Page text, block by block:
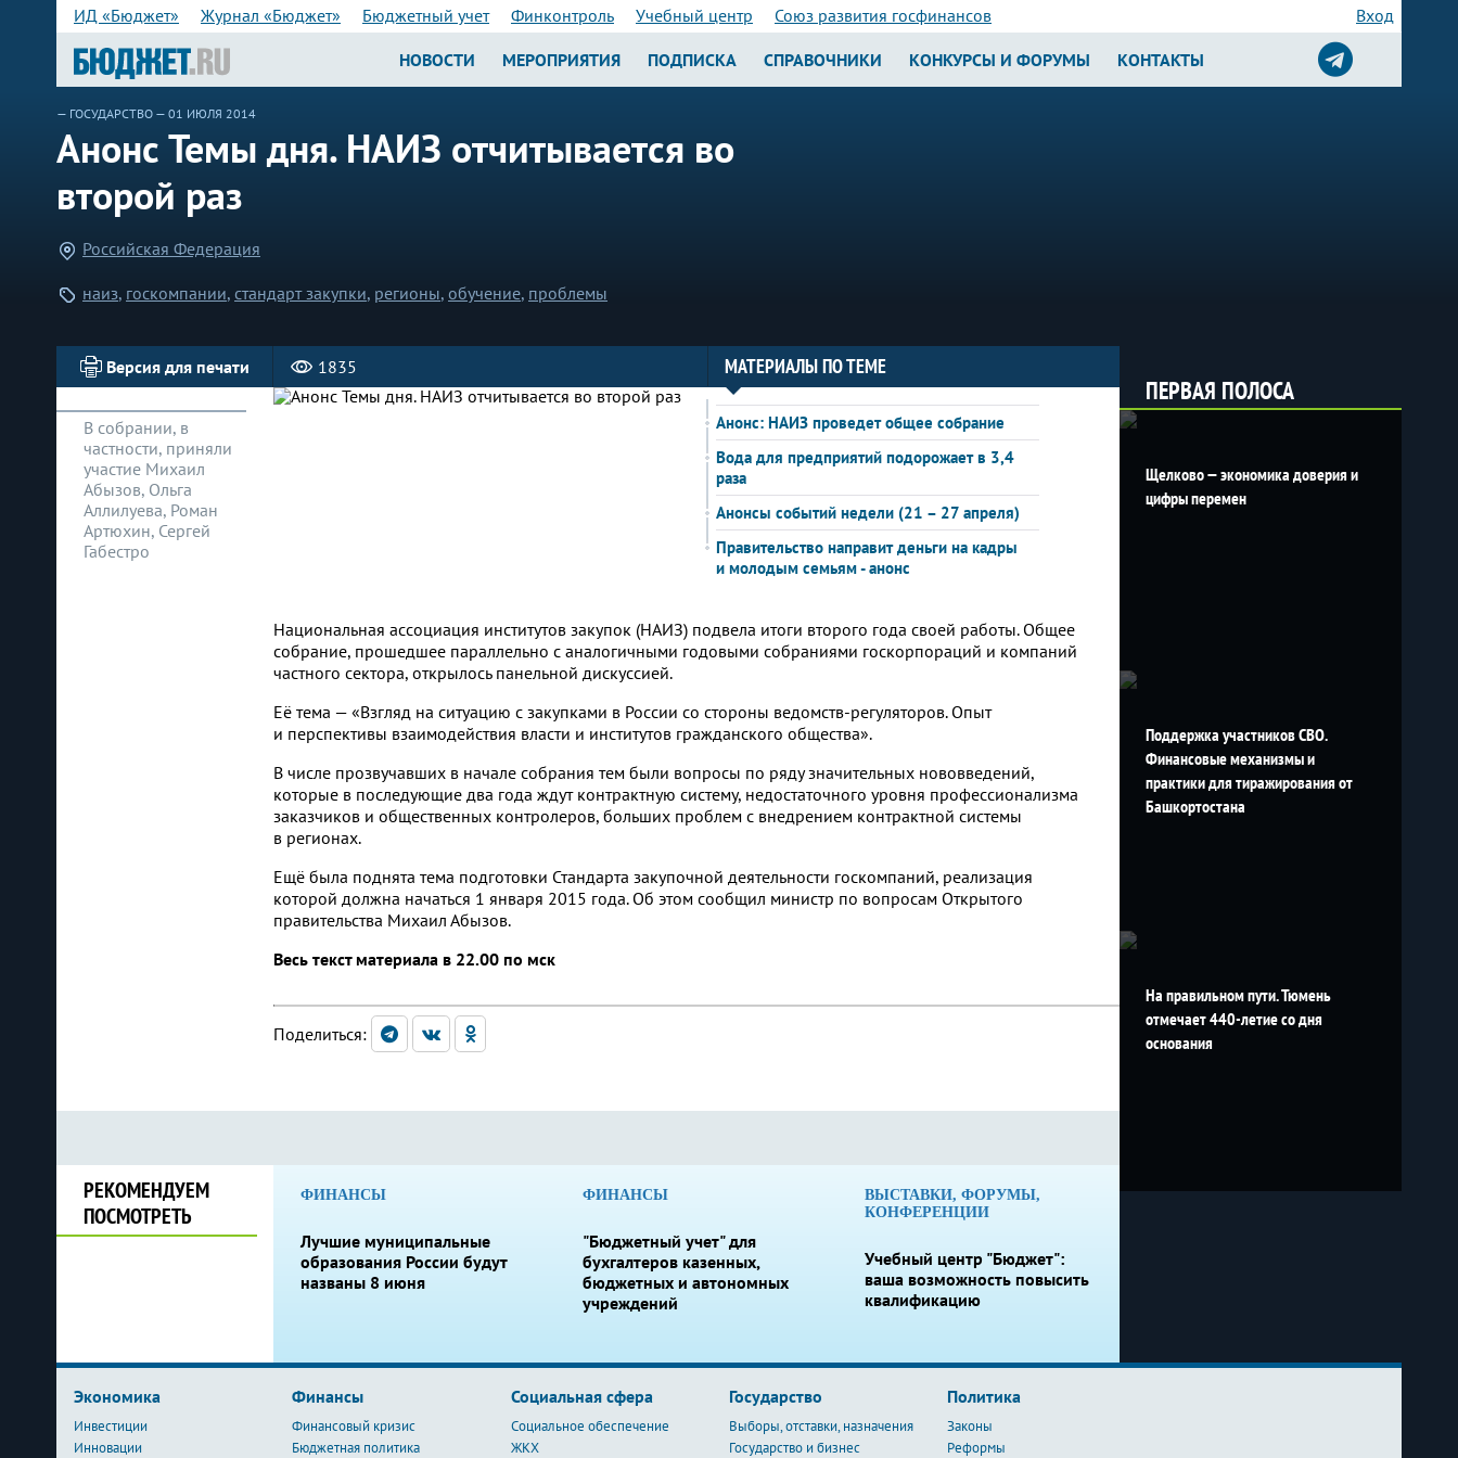
ИД «Бюджет» Журнал «Бюджет» Бюджетный учет Финконтроль Учебный центр Союз развития госфинансов Вход
НОВОСТИ МЕРОПРИЯТИЯ ПОДПИСКА СПРАВОЧНИКИ КОНКУРСЫ И ФОРУМЫ КОНТАКТЫ
— ГОСУДАРСТВО — 01 ИЮЛЯ 2014
Анонс Темы дня. НАИЗ отчитывается во
второй раз
Российская Федерация
наиз, госкомпании, стандарт закупки, регионы, обучение, проблемы
Версия для печати 1835 МАТЕРИАЛЫ ПО ТЕМЕ
В собрании, в
частности, приняли
участие Михаил
Абызов, Ольга
Аллилуева, Роман
Артюхин, Сергей
Габестро
Анонс: НАИЗ проведет общее собрание
Вода для предприятий подорожает в 3,4
раза
Анонсы событий недели (21 – 27 апреля)
Правительство направит деньги на кадры
и молодым семьям - анонс
Национальная ассоциация институтов закупок (НАИЗ) подвела итоги второго года своей работы. Общее
собрание, прошедшее параллельно с аналогичными годовыми собраниями госкорпораций и компаний
частного сектора, открылось панельной дискуссией.
Её тема — «Взгляд на ситуацию с закупками в России со стороны ведомств-регуляторов. Опыт
и перспективы взаимодействия власти и институтов гражданского общества».
В числе прозвучавших в начале собрания тем были вопросы по ряду значительных нововведений,
которые в последующие два года ждут контрактную систему, недостаточного уровня профессионализма
заказчиков и общественных контролеров, больших проблем с внедрением контрактной системы
в регионах.
Ещё была поднята тема подготовки Стандарта закупочной деятельности госкомпаний, реализация
которой должна начаться 1 января 2015 года. Об этом сообщил министр по вопросам Открытого
правительства Михаил Абызов.
Весь текст материала в 22.00 по мск
Поделиться:
РЕКОМЕНДУЕМ
ПОСМОТРЕТЬ
ФИНАНСЫ
Лучшие муниципальные
образования России будут
названы 8 июня
ФИНАНСЫ
"Бюджетный учет" для
бухгалтеров казенных,
бюджетных и автономных
учреждений
ВЫСТАВКИ, ФОРУМЫ,
КОНФЕРЕНЦИИ
Учебный центр "Бюджет":
ваша возможность повысить
квалификацию
ПЕРВАЯ ПОЛОСА
Щелково — экономика доверия и
цифры перемен
Поддержка участников СВО.
Финансовые механизмы и
практики для тиражирования от
Башкортостана
На правильном пути. Тюмень
отмечает 440-летие со дня
основания
Экономика
Инвестиции
Инновации
Финансы
Финансовый кризис
Бюджетная политика
Социальная сфера
Социальное обеспечение
ЖКХ
Государство
Выборы, отставки, назначения
Государство и бизнес
Политика
Законы
Реформы